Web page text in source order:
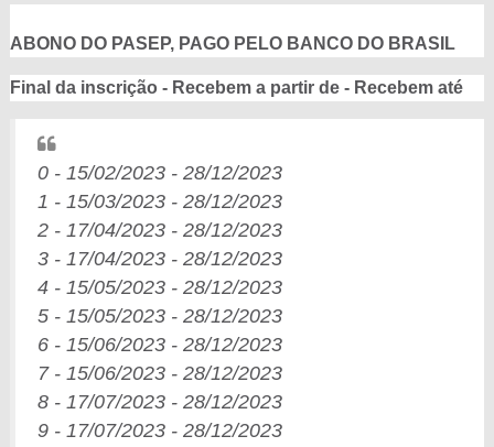
ABONO DO PASEP, PAGO PELO BANCO DO BRASIL
Final da inscrição - Recebem a partir de - Recebem até
0 - 15/02/2023 - 28/12/2023
1 - 15/03/2023 - 28/12/2023
2 - 17/04/2023 - 28/12/2023
3 - 17/04/2023 - 28/12/2023
4 - 15/05/2023 - 28/12/2023
5 - 15/05/2023 - 28/12/2023
6 - 15/06/2023 - 28/12/2023
7 - 15/06/2023 - 28/12/2023
8 - 17/07/2023 - 28/12/2023
9 - 17/07/2023 - 28/12/2023